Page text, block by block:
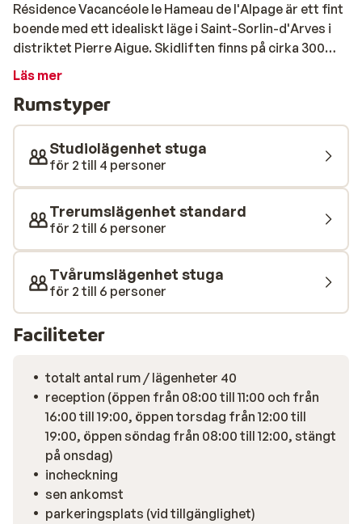
Résidence Vacancéole le Hameau de l'Alpage är ett fint
boende med ett idealiskt läge i Saint-Sorlin-d'Arves i
distriktet Pierre Aigue. Skidliften finns på cirka 300
meters avstånd, vilket gör det lätt att ta sig till fots.
göra din vistelse trevlig. Dessa har ett kök, ett mysigt
vardagsrum, sovrum och badrum samt en balkong. Om
du känner för att ta ett dopp efter en dag i backarna
kan du göra det i den uppvärmda inomhuspoolen.
Läs mer
Rumstyper
Studiolägenhet stuga
för 2 till 4 personer
Trerumslägenhet standard
för 2 till 6 personer
Tvårumslägenhet stuga
för 2 till 6 personer
Faciliteter
totalt antal rum / lägenheter 40
reception (öppen från 08:00 till 11:00 och från
16:00 till 19:00, öppen torsdag från 12:00 till
19:00, öppen söndag från 08:00 till 12:00, stängt
på onsdag)
incheckning
sen ankomst
parkeringsplats (vid tillgänglighet)